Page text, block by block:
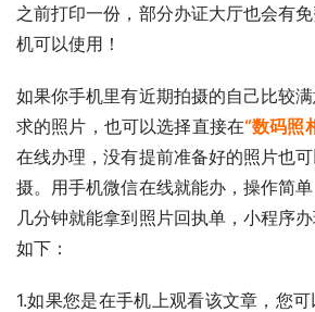
之前打印一份，部分办证大厅也会有
机可以使用！
如果你手机里有近期拍摄的自己比较
求的照片，也可以选择直接在“数码照
在线办理，没有提前准备好的照片也
摄。用手机微信在线就能办，操作简
几分钟就能拿到照片回执单，小程序
如下：
1.如果您是在手机上观看该文章，您可